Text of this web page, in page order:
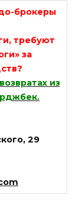
брокеры
требуют
за
из
29